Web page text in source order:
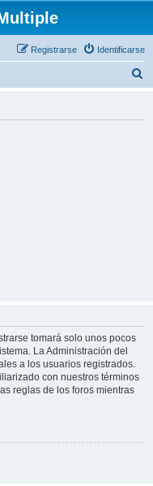
Identificarse
Registrarse
tomará solo unos pocos
La Administración del
a los usuarios registrados.
con nuestros términos
reglas de los foros mientras